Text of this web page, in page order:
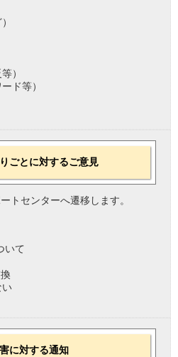
）
ド等）
ごとに対するご意見
トセンターへ遷移します。
いて
い
に対する通知